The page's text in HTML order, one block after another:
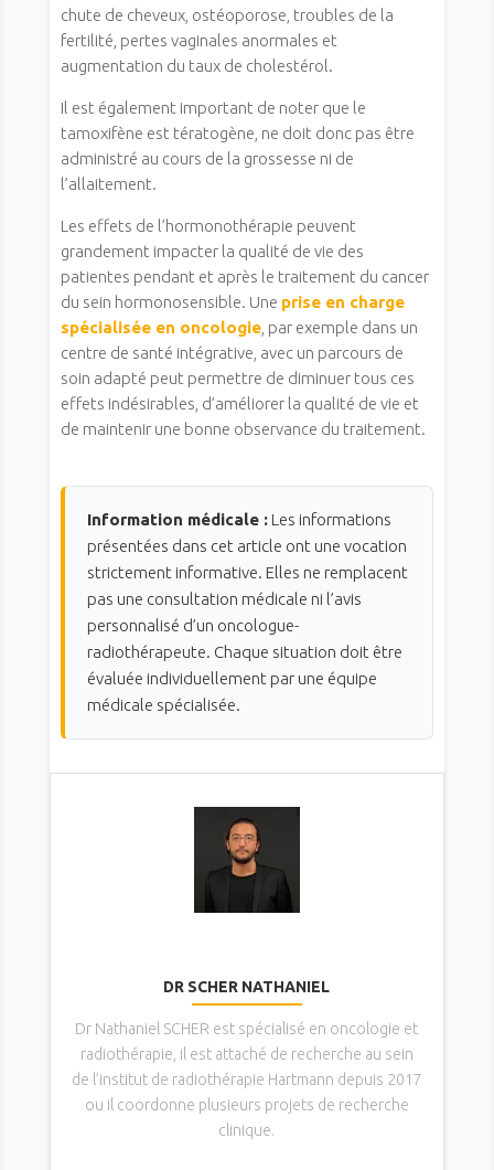
chute de cheveux, ostéoporose, troubles de la
fertilité, pertes vaginales anormales et
augmentation du taux de cholestérol.
Il est également important de noter que le
tamoxifène est tératogène, ne doit donc pas être
administré au cours de la grossesse ni de
l’allaitement.
Les effets de l’hormonothérapie peuvent
grandement impacter la qualité de vie des
patientes pendant et après le traitement du cancer
du sein hormonosensible. Une prise en charge
spécialisée en oncologie, par exemple dans un
centre de santé intégrative, avec un parcours de
soin adapté peut permettre de diminuer tous ces
effets indésirables, d’améliorer la qualité de vie et
de maintenir une bonne observance du traitement.
Information médicale :Les informations
présentées dans cet article ont une vocation
strictement informative. Elles ne remplacent
pas une consultation médicale ni l’avis
personnalisé d’un oncologue-
radiothérapeute. Chaque situation doit être
évaluée individuellement par une équipe
médicale spécialisée.
DR SCHER NATHANIEL
Dr Nathaniel SCHER est spécialisé en oncologie et
radiothérapie, il est attaché de recherche au sein
de l’institut de radiothérapie Hartmann depuis 2017
ou il coordonne plusieurs projets de recherche
clinique.